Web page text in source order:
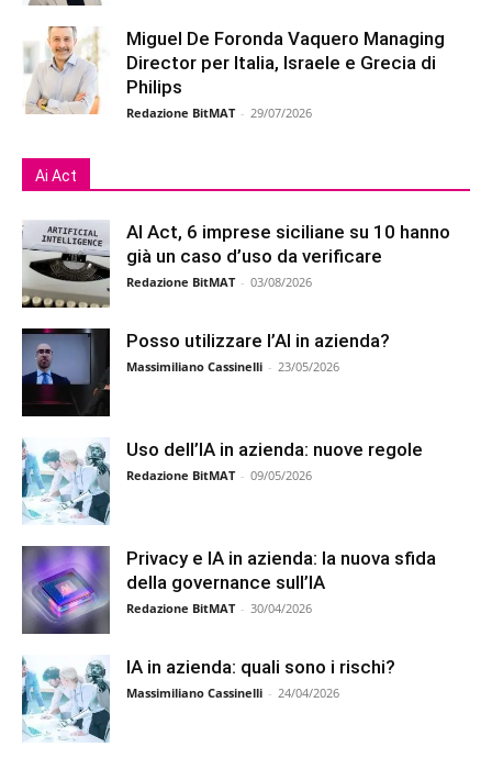
Miguel De Foronda Vaquero Managing
Director per Italia, Israele e Grecia di
Philips
Redazione BitMAT - 29/07/2026
Ai Act
AI Act, 6 imprese siciliane su 10 hanno
già un caso d’uso da verificare
Redazione BitMAT - 03/08/2026
Posso utilizzare l’AI in azienda?
Massimiliano Cassinelli - 23/05/2026
Uso dell’IA in azienda: nuove regole
Redazione BitMAT - 09/05/2026
Privacy e IA in azienda: la nuova sfida
della governance sull’IA
Redazione BitMAT - 30/04/2026
IA in azienda: quali sono i rischi?
Massimiliano Cassinelli - 24/04/2026